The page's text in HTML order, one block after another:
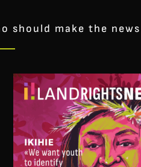
should make the